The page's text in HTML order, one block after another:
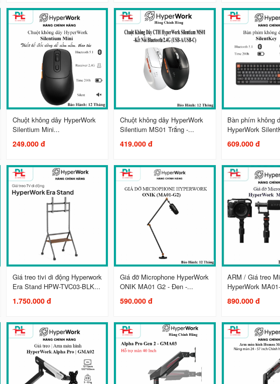
Chuột không dây HyperWork
Silentium Mini...
249.000 đ
Chuột không dây HyperWork
Silentium MS01 Trắng -...
419.000 đ
Bàn phím không
HyperWork
609.000 đ
Giá treo tivi di động Hyperwork
Era Stand HPW-TVC03-BLK...
1.750.000 đ
Giá đỡ Microphone HyperWork
ONIK MA01 G2 - Đen -...
590.000 đ
ARM / Giá treo
HyperWork
890.000 đ